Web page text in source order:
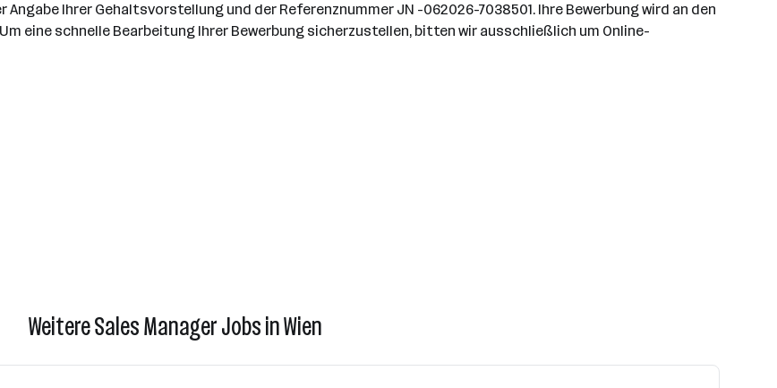
Ihrer Gehaltsvorstellung und der Referenznummer JN -062026-7038501. Ihre Bewerbung wird an den
eine schnelle Bearbeitung Ihrer Bewerbung sicherzustellen, bitten wir ausschließlich um Online-
Weitere Sales Manager Jobs in Wien